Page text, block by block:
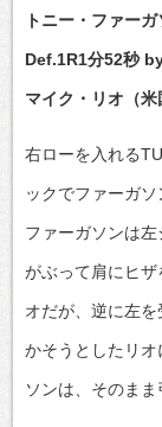
トニー・ファーガ
Def.1R1分52秒
マイク・リオ（米
右ローを入れる
ックでファーガ
ファーガソンは
がぶって肩にヒ
オだが、逆に左
かそうとしたリ
ソンは、そのまま